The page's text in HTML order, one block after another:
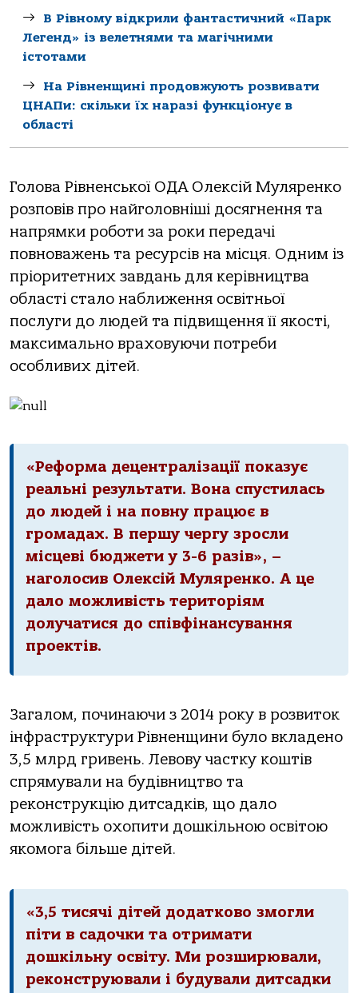
В Рівному відкрили фантастичний «Парк
Легенд» із велетнями та магічними
істотами
На Рівненщині продовжують розвивати
ЦНАПи: скільки їх наразі функціонує в
області
Голова Рівненської ОДА Олексій Муляренко
розповів про найголовніші досягнення та
напрямки роботи за роки передачі
повноважень та ресурсів на місця. Одним із
пріоритетних завдань для керівництва
області стало наближення освітньої
послуги до людей та підвищення її якості,
максимально враховуючи потреби
особливих дітей.
«Реформа децентралізації показує
реальні результати. Вона спустилась
до людей і на повну працює в
громадах. В першу чергу зросли
місцеві бюджети у 3-6 разів», –
наголосив Олексій Муляренко. А це
дало можливість територіям
долучатися до співфінансування
проектів.
Загалом, починаючи з 2014 року в розвиток
інфраструктури Рівненщини було вкладено
3,5 млрд гривень. Левову частку коштів
спрямували на будівництво та
реконструкцію дитсадків, що дало
можливість охопити дошкільною освітою
якомога більше дітей.
«3,5 тисячі дітей додатково змогли
піти в садочки та отримати
дошкільну освіту. Ми розширювали,
реконструювали і будували дитсадки